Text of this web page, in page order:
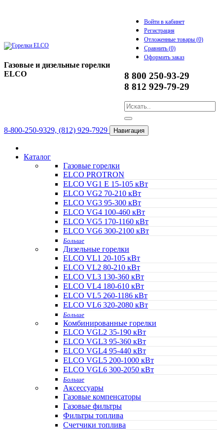
Газовые и дизельные горелки
ELCO
Войти в кабинет
Регистрация
Отложенные товары (0)
Сравнить (0)
Оформить заказ
8 800 250-93-29
8 812 929-79-29
8-800-250-9329, (812) 929-7929 Навигация
Каталог
Газовые горелки
ELCO PROTRON
ELCO VG1 E 15-105 кВт
ELCO VG2 70-210 кВт
ELCO VG3 95-300 кВт
ELCO VG4 100-460 кВт
ELCO VG5 170-1160 кВт
ELCO VG6 300-2100 кВт
Больше
Дизельные горелки
ELCO VL1 20-105 кВт
ELCO VL2 80-210 кВт
ELCO VL3 130-360 кВт
ELCO VL4 180-610 кВт
ELCO VL5 260-1186 кВт
ELCO VL6 320-2080 кВт
Больше
Комбинированные горелки
ELCO VGL2 35-190 кВт
ELCO VGL3 95-360 кВт
ELCO VGL4 95-440 кВт
ELCO VGL5 200-1000 кВт
ELCO VGL6 300-2050 кВт
Больше
Аксессуары
Газовые компенсаторы
Газовые фильтры
Фильтры топлива
Счетчики топлива